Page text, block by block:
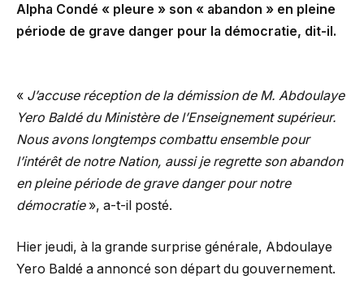
Alpha Condé « pleure » son « abandon » en pleine
période de grave danger pour la démocratie, dit-il.
« J’accuse réception de la démission de M. Abdoulaye
Yero Baldé du Ministère de l’Enseignement supérieur.
Nous avons longtemps combattu ensemble pour
l’intérêt de notre Nation, aussi je regrette son abandon
en pleine période de grave danger pour notre
démocratie », a-t-il posté.
Hier jeudi, à la grande surprise générale, Abdoulaye
Yero Baldé a annoncé son départ du gouvernement.